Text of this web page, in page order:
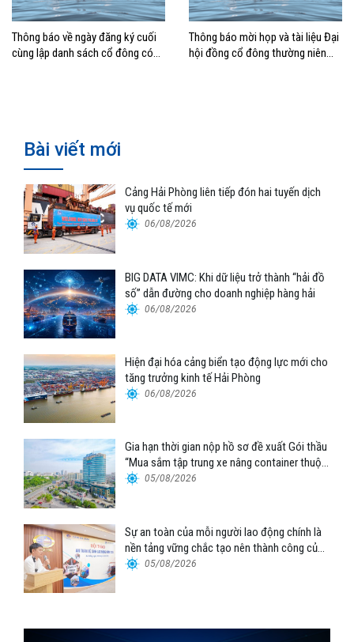
Thông báo về ngày đăng ký cuối
cùng lập danh sách cổ đông có
Thông báo mời họp và tài liệu Đại
hội đồng cổ đông thường niên
Bài viết mới
Cảng Hải Phòng liên tiếp đón hai tuyến dịch
vụ quốc tế mới
06/08/2026
BIG DATA VIMC: Khi dữ liệu trở thành “hải đồ
số” dẫn đường cho doanh nghiệp hàng hải
06/08/2026
Hiện đại hóa cảng biển tạo động lực mới cho
tăng trưởng kinh tế Hải Phòng
06/08/2026
Gia hạn thời gian nộp hồ sơ đề xuất Gói thầu
“Mua sắm tập trung xe nâng container thuộc
Tổng công ty Hàng hải Việt Nam – CTCP”
05/08/2026
Sự an toàn của mỗi người lao động chính là
nền tảng vững chắc tạo nên thành công của
Cảng Đà Nẵng
05/08/2026